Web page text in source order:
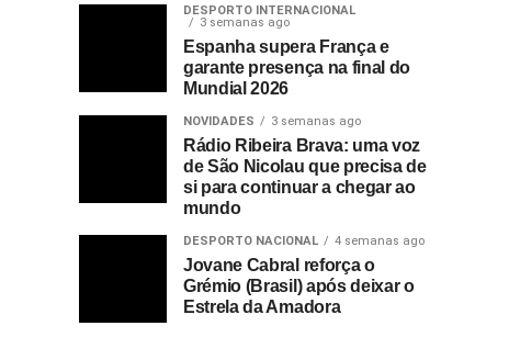
DESPORTO INTERNACIONAL
3 semanas ago
Espanha supera França e
garante presença na final do
Mundial 2026
NOVIDADES 3 semanas ago
Rádio Ribeira Brava: uma voz
de São Nicolau que precisa de
si para continuar a chegar ao
mundo
DESPORTO NACIONAL 4 semanas ago
Jovane Cabral reforça o
Grémio (Brasil) após deixar o
Estrela da Amadora